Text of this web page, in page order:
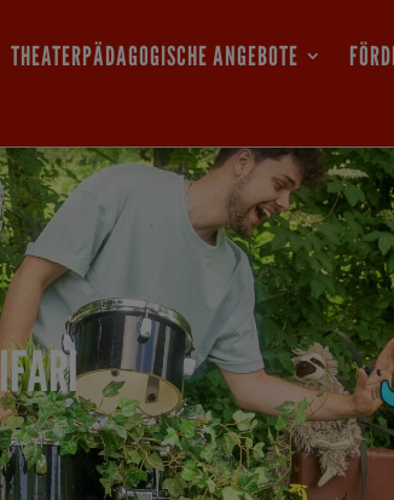
THEATERPÄDAGOGISCHE ANGEBOTE